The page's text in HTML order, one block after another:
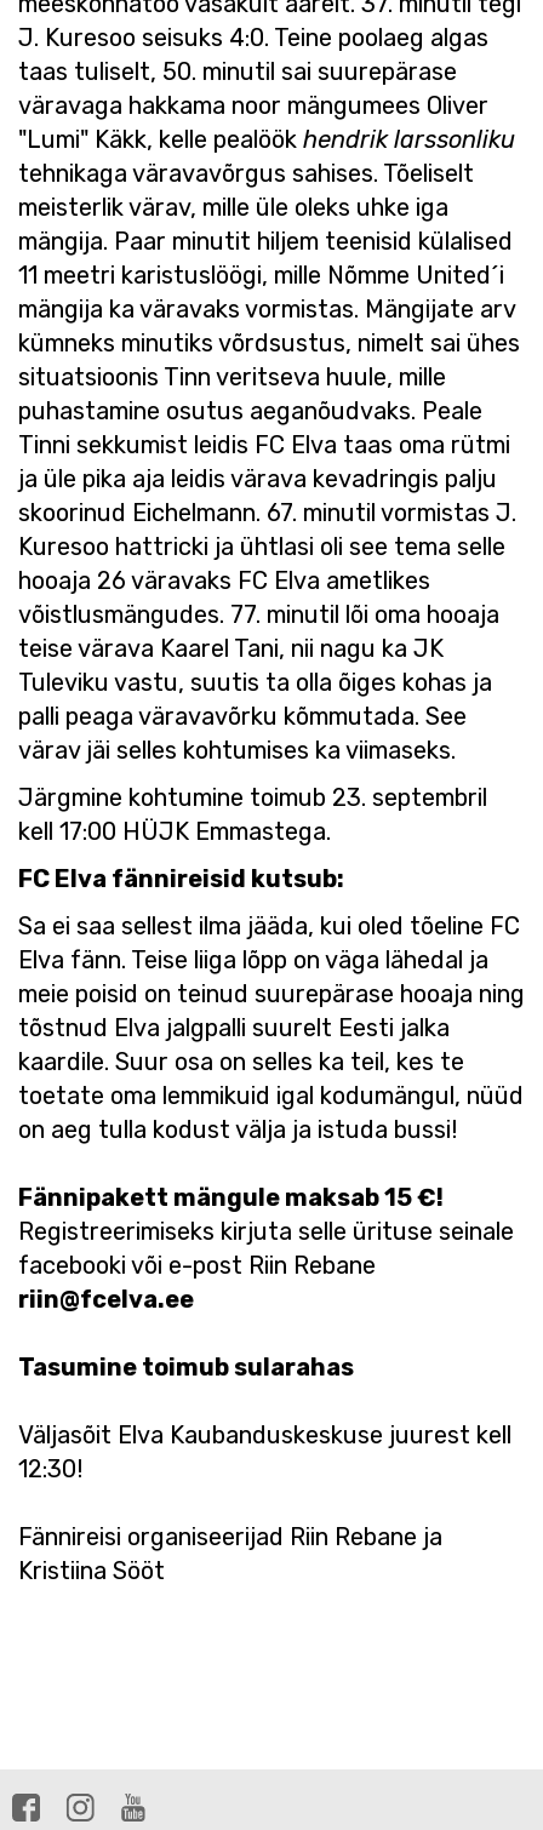
J. Kuresoo seisuks 4:0. Teine poolaeg algas
taas tuliselt, 50. minutil sai suurepärase
väravaga hakkama noor mängumees Oliver
"Lumi" Käkk, kelle pealöök hendrik larssonliku
tehnikaga väravavõrgus sahises. Tõeliselt
meisterlik värav, mille üle oleks uhke iga
mängija. Paar minutit hiljem teenisid külalised
11 meetri karistuslöögi, mille Nõmme United´i
mängija ka väravaks vormistas. Mängijate arv
kümneks minutiks võrdsustus, nimelt sai ühes
situatsioonis Tinn veritseva huule, mille
puhastamine osutus aeganõudvaks. Peale
Tinni sekkumist leidis FC Elva taas oma rütmi
ja üle pika aja leidis värava kevadringis palju
skoorinud Eichelmann. 67. minutil vormistas J.
Kuresoo hattricki ja ühtlasi oli see tema selle
hooaja 26 väravaks FC Elva ametlikes
võistlusmängudes. 77. minutil lõi oma hooaja
teise värava Kaarel Tani, nii nagu ka JK
Tuleviku vastu, suutis ta olla õiges kohas ja
palli peaga väravavõrku kõmmutada. See
värav jäi selles kohtumises ka viimaseks.
Järgmine kohtumine toimub 23. septembril
kell 17:00 HÜJK Emmastega.
FC Elva fännireisid kutsub:
Sa ei saa sellest ilma jääda, kui oled tõeline FC
Elva fänn. Teise liiga lõpp on väga lähedal ja
meie poisid on teinud suurepärase hooaja ning
tõstnud Elva jalgpalli suurelt Eesti jalka
kaardile. Suur osa on selles ka teil, kes te
toetate oma lemmikuid igal kodumängul, nüüd
on aeg tulla kodust välja ja istuda bussi!
Fännipakett mängule maksab 15 €!
Registreerimiseks kirjuta selle ürituse seinale
facebooki või e-post Riin Rebane
riin@fcelva.ee
Tasumine toimub sularahas
Väljasõit Elva Kaubanduskeskuse juurest kell
12:30!
Fännireisi organiseerijad Riin Rebane ja
Kristiina Sööt